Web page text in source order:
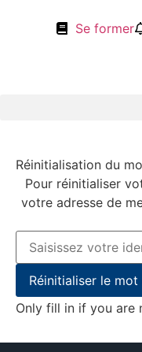
Se former
Réinitialisation du
Pour réinitialiser
votre adresse de
Only fill in if you are